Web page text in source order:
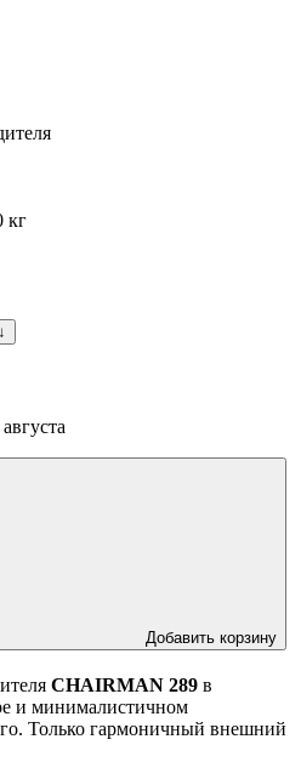
кг
↓
Добавить корзину
CHAIRMAN 289 в
и минималистичном
Только гармоничный внешний